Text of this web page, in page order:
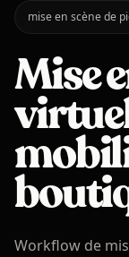
mise en scène de
Mise
Workflow de